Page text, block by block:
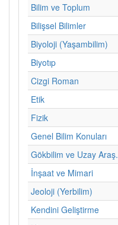
Bilim ve Toplum
Bilişsel Bilimler
Biyoloji (Yaşambilim)
Biyotıp
Cizgi Roman
Etik
Fizik
Genel Bilim Konuları
Gökbilim ve Uzay Araş.
İnşaat ve Mimari
Jeoloji (Yerbilim)
Kendini Geliştirme